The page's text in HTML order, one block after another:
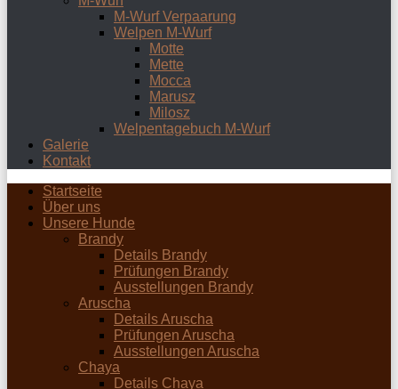
M-Wurf Verpaarung
Welpen M-Wurf
Motte
Mette
Mocca
Marusz
Milosz
Welpentagebuch M-Wurf
Galerie
Kontakt
Startseite
Über uns
Unsere Hunde
Brandy
Details Brandy
Prüfungen Brandy
Ausstellungen Brandy
Aruscha
Details Aruscha
Prüfungen Aruscha
Ausstellungen Aruscha
Chaya
Details Chaya